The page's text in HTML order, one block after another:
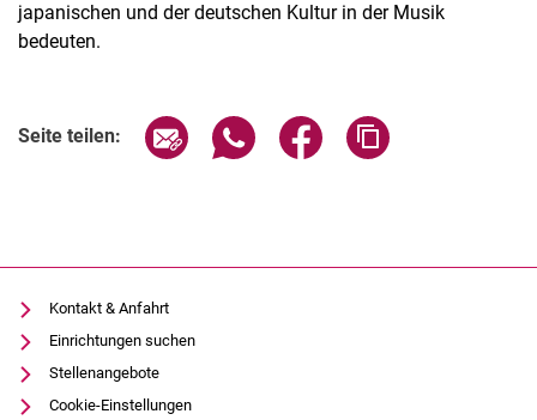
japanischen und der deutschen Kultur in der Musik
bedeuten.
Seite teilen: Seite über E-Mail teilen
Seite über WhatsApp teilen
Seite über Facebook
Kontakt & Anfahrt
Einrichtungen suchen
Stellenangebote
Cookie-Einstellungen